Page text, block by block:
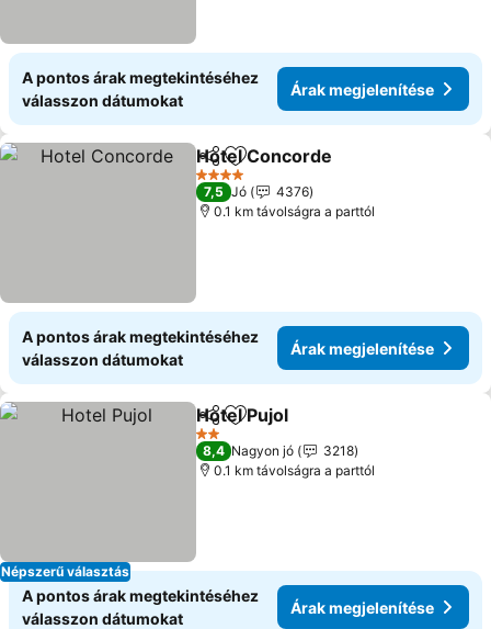
A pontos árak megtekintéséhez
válasszon dátumokat
Árak megjelenítése
Megosztás
Hozzáadás a kedvencekhez
Hotel Concorde
4 Kategória
7,5 Jó
4376
0.1 km távolságra a parttól
A pontos árak megtekintéséhez
válasszon dátumokat
Árak megjelenítése
Népszerű választás
Megosztás
Hozzáadás a kedvencekhez
Hotel Pujol
2 Kategória
8,4 Nagyon jó
3218
0.1 km távolságra a parttól
A pontos árak megtekintéséhez
válasszon dátumokat
Árak megjelenítése